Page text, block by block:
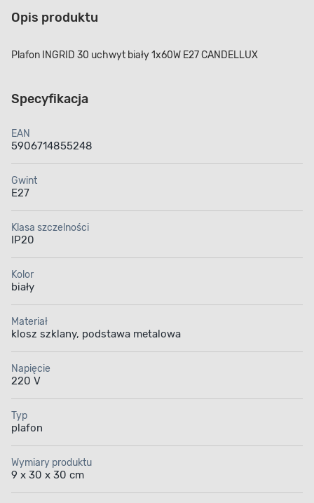
Opis produktu
Plafon INGRID 30 uchwyt biały 1x60W E27 CANDELLUX
Specyfikacja
EAN
5906714855248
Gwint
E27
Klasa szczelności
IP20
Kolor
biały
Materiał
klosz szklany, podstawa metalowa
Napięcie
220 V
Typ
plafon
Wymiary produktu
9 x 30 x 30 cm